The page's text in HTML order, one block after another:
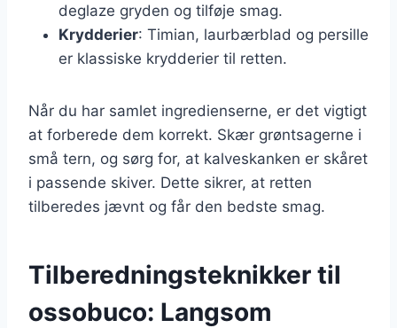
deglaze gryden og tilføje smag.
Krydderier: Timian, laurbærblad og persille
er klassiske krydderier til retten.
Når du har samlet ingredienserne, er det vigtigt
at forberede dem korrekt. Skær grøntsagerne i
små tern, og sørg for, at kalveskanken er skåret
i passende skiver. Dette sikrer, at retten
tilberedes jævnt og får den bedste smag.
Tilberedningsteknikker til
ossobuco: Langsom